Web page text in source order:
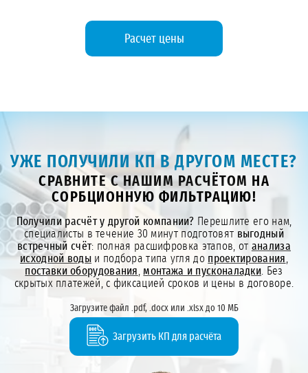
Расчет цены
УЖЕ ПОЛУЧИЛИ КП В ДРУГОМ МЕСТЕ?
СРАВНИТЕ С НАШИМ РАСЧЁТОМ НА
СОРБЦИОННУЮ ФИЛЬТРАЦИЮ!
Получили расчёт у другой компании? Перешлите его нам,
специалисты в течение 30 минут подготовят выгодный
встречный счёт: полная расшифровка этапов, от анализа
исходной воды и подбора типа угля до проектирования
поставки оборудования монтажа и пусконаладки . Без
скрытых платежей, с фиксацией сроков и цены в договоре.
Загрузите файл .pdf, .docx или .xlsx до 10 МБ
Загрузить КП для расчёта